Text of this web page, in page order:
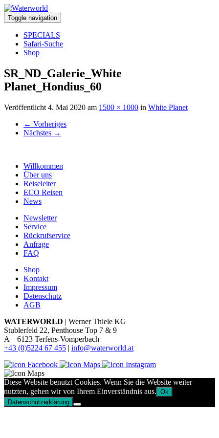
Toggle navigation
SPECIALS
Safari-Suche
Shop
SR_ND_Galerie_White
Planet_Hondius_60
Veröffentlicht 4. Mai 2020 am 1500 × 1000 in White Planet
← Vorheriges
Nächstes →
Willkommen
Über uns
Reiseleiter
ECO Reisen
News
Newsletter
Service
Rückrufservice
Anfrage
FAQ
Shop
Kontakt
Impressum
Datenschutz
AGB
WATERWORLD | Werner Thiele KG
Stublerfeld 22, Penthouse Top 7 & 9
A – 6123 Terfens-Vomperbach
+43 (0)5224 67 455 | info@waterworld.at
Diese Website benutzt Cookies. Wenn Sie die Website weiter
nutzten, gehen wir von Ihrem Einverständnis aus. Ok
Datenschutzerklärung